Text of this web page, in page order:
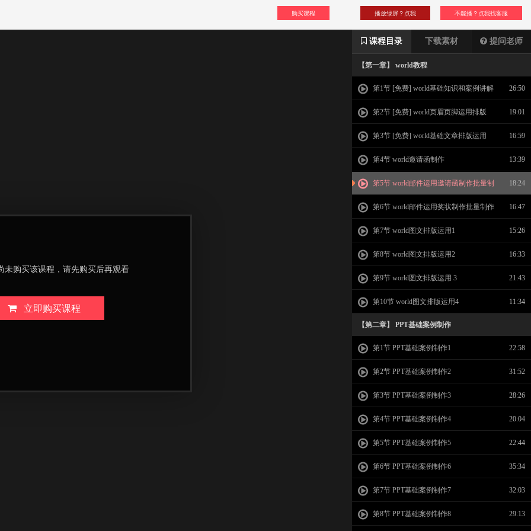
购买课程 不能播？点我找客服
播放绿屏？点我
课程目录 下载素材 提问老师
【第一章】 world教程
第1节 [免费] world基础知识和案例讲解 26:50
第2节 [免费] world页眉页脚运用排版 19:01
第3节 [免费] world基础文章排版运用 16:59
第4节 world邀请函制作 13:39
第5节 world邮件运用邀请函制作批量制
作信函
18:24
第6节 world邮件运用奖状制作批量制作
信函
16:47
第7节 world图文排版运用1 15:26
第8节 world图文排版运用2 16:33
第9节 world图文排版运用 3 21:43
第10节 world图文排版运用4 11:34
【第二章】 PPT基础案例制作
第1节 PPT基础案例制作1 22:58
第2节 PPT基础案例制作2 31:52
第3节 PPT基础案例制作3 28:26
第4节 PPT基础案例制作4 20:04
第5节 PPT基础案例制作5 22:44
第6节 PPT基础案例制作6 35:34
第7节 PPT基础案例制作7 32:03
第8节 PPT基础案例制作8 29:13
未购买该课程，请先购买后再观看
立即购买课程